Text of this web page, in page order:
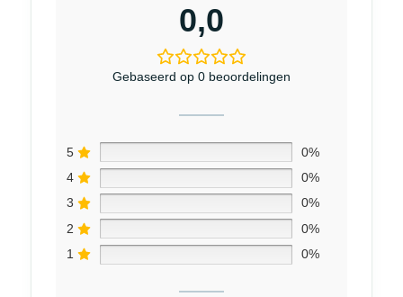
0,0
Gebaseerd op 0 beoordelingen
5
0%
4
0%
3
0%
2
0%
1
0%